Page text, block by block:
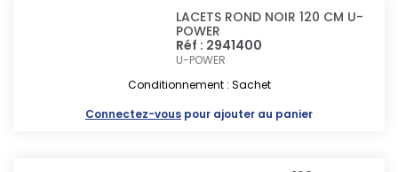
LACETS ROND NOIR 120 CM U-
POWER
Réf : 2941400
U-POWER
Conditionnement : Sachet
Connectez-vous pour ajouter au panier